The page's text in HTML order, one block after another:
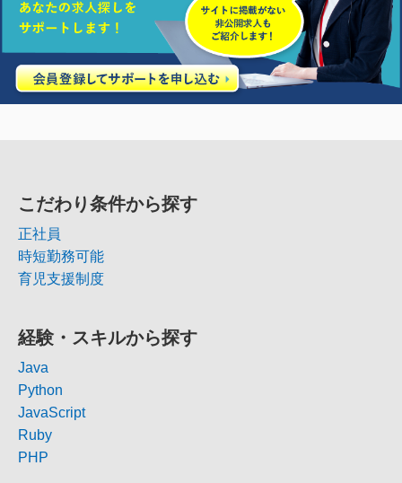
こだわり条件から探す
正社員
時短勤務可能
育児支援制度
経験・スキルから探す
Java
Python
JavaScript
Ruby
PHP